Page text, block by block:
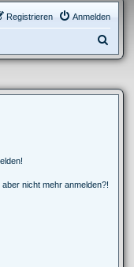
Anmelden
Registrieren
u
h
nicht mehr anmelden?!